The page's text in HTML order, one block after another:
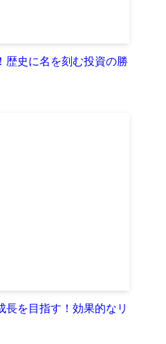
歴史に名を刻む投資の勝
長を目指す！効果的なリ